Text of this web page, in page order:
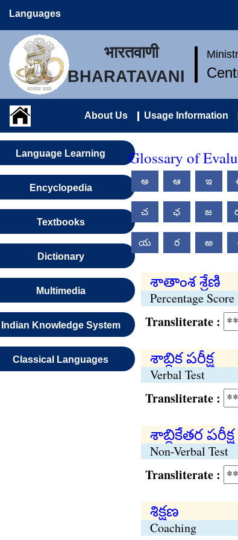
Languages
भारतवाणी
BHARATAVANI
About Us Usage Information
Language Learning
Encyclopedia
Textbooks
Dictionary
Multimedia
Indian Knowledge System
Classical Languages
Glossary of
అ ఆ ఇ
చ ఛ జ
య ర ఱ
శాతాంశ శ్రేణి
Percentage Score
Transliterate :
శాబ్దిక పరీక్ష
Verbal Test
Transliterate :
శాబ్దికేతర పరీక్ష
Non-Verbal Test
Transliterate :
శిక్షణ
Coaching